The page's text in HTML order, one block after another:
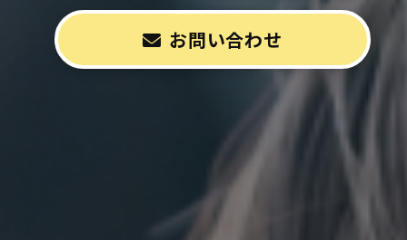
お問い合わせ